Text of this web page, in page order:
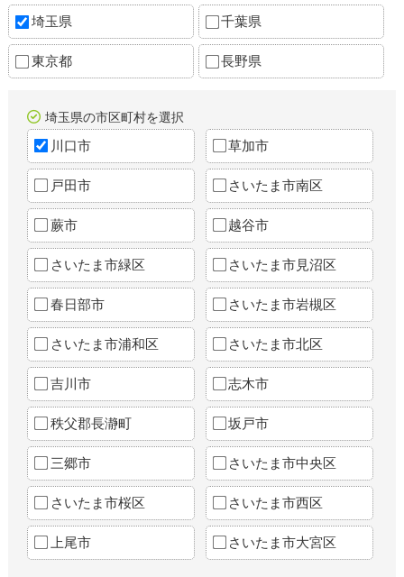
埼玉県 千葉県
東京都 長野県
埼玉県の市区町村を選択
川口市 草加市
戸田市 さいたま市南区
蕨市 越谷市
さいたま市緑区 さいたま市見沼区
春日部市 さいたま市岩槻区
さいたま市浦和区 さいたま市北区
吉川市 志木市
秩父郡長瀞町 坂戸市
三郷市 さいたま市中央区
さいたま市桜区 さいたま市西区
上尾市 さいたま市大宮区